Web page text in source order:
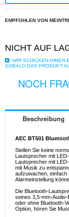
EMPFOHLEN VON
NICHT AUF
WIR SCHICKEN IHNEN
SOBALD DAS PRODUKT
NOCH
Beschreibung
AEC BT501
Stellen Sie keine
Lautsprecher mit
Lautsprecher mit
mit Musik zu
aufzuwachen, einfach
Alarmeinstellung
Die Bluetooth-
seines 3,5-mm-
oder ohne Bluetooth-
Option, hören Sie